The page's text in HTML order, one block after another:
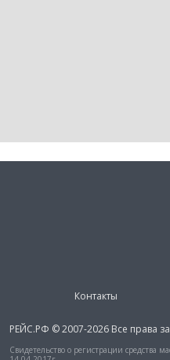
Контакты
РЕЙС.РФ © 2007-2026 Все права
Свидетельство о регистрации